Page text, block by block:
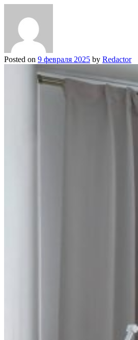
Posted on 9 февраля 2025 by Redactor